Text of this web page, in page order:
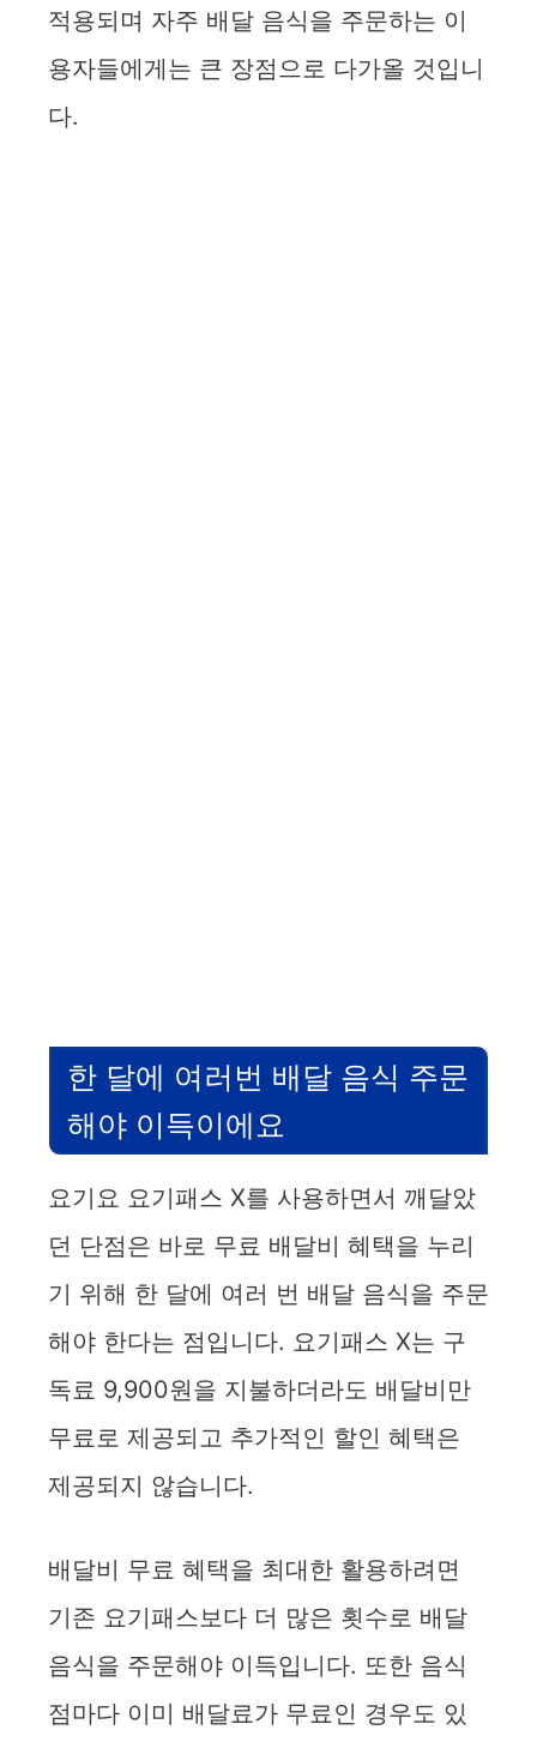
적용되며 자주 배달 음식을 주문하는 이
용자들에게는 큰 장점으로 다가올 것입니
다.
한 달에 여러번 배달 음식 주문
해야 이득이에요
요기요 요기패스 X를 사용하면서 깨달았
던 단점은 바로 무료 배달비 혜택을 누리
기 위해 한 달에 여러 번 배달 음식을 주문
해야 한다는 점입니다. 요기패스 X는 구
독료 9,900원을 지불하더라도 배달비만
무료로 제공되고 추가적인 할인 혜택은
제공되지 않습니다.
배달비 무료 혜택을 최대한 활용하려면
기존 요기패스보다 더 많은 횟수로 배달
음식을 주문해야 이득입니다. 또한 음식
점마다 이미 배달료가 무료인 경우도 있